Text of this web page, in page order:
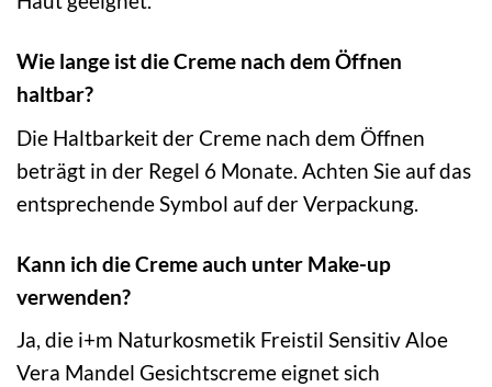
Wie lange ist die Creme nach dem Öffnen
haltbar?
Die Haltbarkeit der Creme nach dem Öffnen
beträgt in der Regel 6 Monate. Achten Sie auf das
entsprechende Symbol auf der Verpackung.
Kann ich die Creme auch unter Make-up
verwenden?
Ja, die i+m Naturkosmetik Freistil Sensitiv Aloe
Vera Mandel Gesichtscreme eignet sich